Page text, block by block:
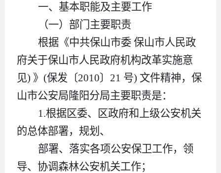
一、基本职能及主要工作
（一）部门主要职责
根据《中共保山市委 保山市人民政
府关于保山市人民政府机构改革实施意
见) 》 (保发〔2010〕 21 号) 文件精神，保
山市公安局隆阳分局主要职责是：
1.根据区委、区政府和上级公安机关
的总体部署，规划、
部署、落实各项公安保卫工作，领
导、协调森林公安机关工作；